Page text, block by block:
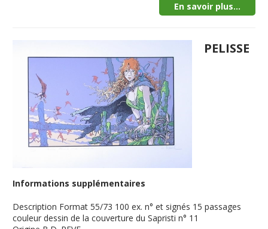
En savoir plus...
PELISSE
Informations supplémentaires
Description Format 55/73 100 ex. n° et signés 15 passages
couleur dessin de la couverture du Sapristi n° 11